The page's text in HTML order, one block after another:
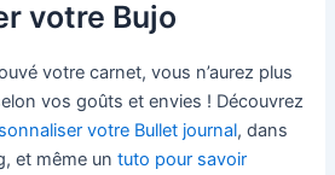
votre Bujo
votre carnet, vous n’aurez plus
vos goûts et envies ! Découvrez
votre Bullet journal, dans
et même untuto pour savoir